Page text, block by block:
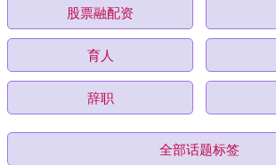
股票融配资
育人
辞职
全部话题标签